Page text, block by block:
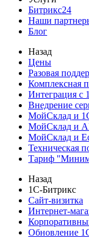
Битрикс24
Наши
Блог
Назад
Цены
Разовая
Комплексная
Интеграция с
Внедрение
МойСклад и
МойСклад и
МойСклад и
Техническая
Тариф
Назад
1С-Битрикс
Сайт-визитка
Интернет-
Обновление